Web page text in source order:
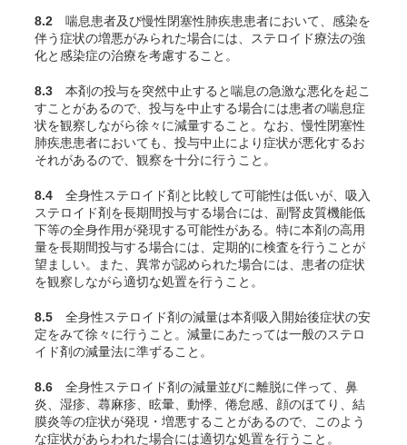
8.2 喘息患者及び慢性閉塞性肺疾患患者において、感染を
伴う症状の増悪がみられた場合には、ステロイド療法の強
化と感染症の治療を考慮すること。
8.3 本剤の投与を突然中止すると喘息の急激な悪化を起こ
すことがあるので、投与を中止する場合には患者の喘息症
状を観察しながら徐々に減量すること。なお、慢性閉塞性
肺疾患患者においても、投与中止により症状が悪化するお
それがあるので、観察を十分に行うこと。
8.4 全身性ステロイド剤と比較して可能性は低いが、吸入
ステロイド剤を長期間投与する場合には、副腎皮質機能低
下等の全身作用が発現する可能性がある。特に本剤の高用
量を長期間投与する場合には、定期的に検査を行うことが
望ましい。また、異常が認められた場合には、患者の症状
を観察しながら適切な処置を行うこと。
8.5 全身性ステロイド剤の減量は本剤吸入開始後症状の安
定をみて徐々に行うこと。減量にあたっては一般のステロ
イド剤の減量法に準ずること。
8.6 全身性ステロイド剤の減量並びに離脱に伴って、鼻
炎、湿疹、蕁麻疹、眩暈、動悸、倦怠感、顔のほてり、結
膜炎等の症状が発現・増悪することがあるので、このよう
な症状があらわれた場合には適切な処置を行うこと。